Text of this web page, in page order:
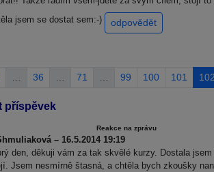
jsem se dostat sem:-)
odpovědět
36 71 99 100 101 102
příspěvek
Reakce na zprávu
– 16.5.2014 19:19
den, děkuji vám za tak skvělé kurzy. Dostala
Jsem nesmírně štasná, a chtěla bych zkoušky